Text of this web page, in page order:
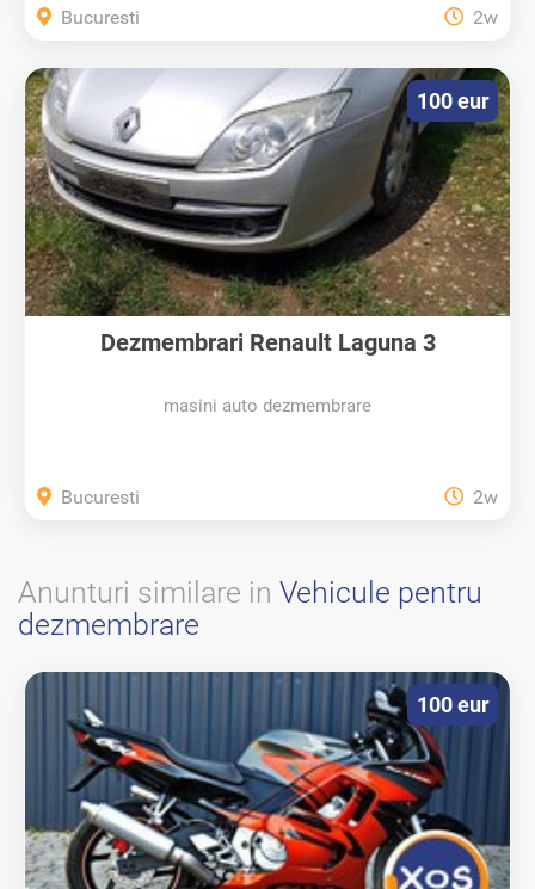
Bucuresti 2w
Dezmembrari Renault Laguna 3
masini auto dezmembrare
100 eur
Bucuresti 2w
Anunturi similare in Vehicule pentru
dezmembrare
100 eur